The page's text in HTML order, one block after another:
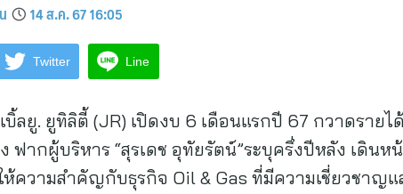
14 ส.ค. 67 16:05
Twitter Line
บิ้ลยู. ยูทิลิตี้ (JR) เปิดงบ 6 เดือนแรกปี 67 กวาดราย
ฟากผู้บริหาร “สุรเดช อุทัยรัตน์”ระบุครึ่งปีหลัง เดินห
ห้ความสำคัญกับธุรกิจ Oil & Gas ที่มีความเชี่ยวชาญ